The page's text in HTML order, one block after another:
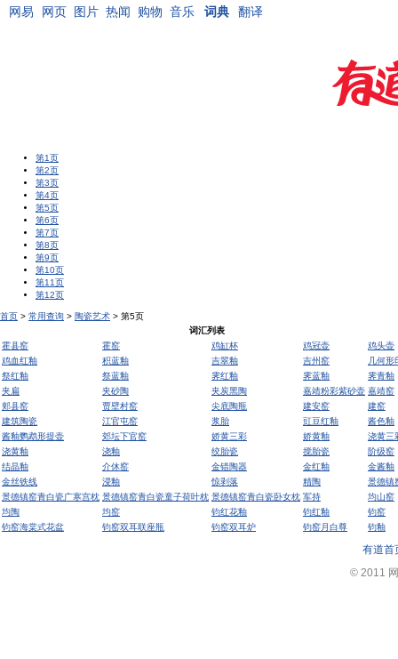
网易 网页 图片 热闻 购物 音乐 词典 翻译
第1页
第2页
第3页
第4页
第5页
第6页
第7页
第8页
第9页
第10页
第11页
第12页
首页 > 常用查询 > 陶瓷艺术 > 第5页
词汇列表
霍县窑
霍窑 鸡缸杯 鸡冠壶
鸡头壶
鸡血红釉
积蓝釉 吉翠釉 吉州窑
几何形
祭红釉
祭蓝釉 霁红釉 霁蓝釉
霁青釉
夹扁
夹砂陶 夹炭黑陶 嘉靖粉彩紫砂壶 嘉靖窑
郏县窑
贾壁村窑 尖底陶瓶 建安窑
建窑
建筑陶瓷
江官屯窑 浆胎 豇豆红釉
酱色釉
酱釉鹦鹉形提壶
郊坛下官窑 娇黄三彩 娇黄釉
浇黄三
浇黄釉
浇釉 绞胎瓷 搅胎瓷
阶级窑
结晶釉
介休窑 金错陶器 金红釉
金酱釉
金丝铁线
浸釉 惊剥落 精陶
景德镇
景德镇窑青白瓷广寒宫枕 景德镇窑青白瓷童子荷叶枕 景德镇窑青白瓷卧女枕 军持
均山窑
均陶
均窑 钧红花釉 钧红釉
钧窑
钧窑海棠式花盆
钧窑双耳联座瓶 钧窑双耳炉 钧窑月白尊 钧釉
有道首
© 2011